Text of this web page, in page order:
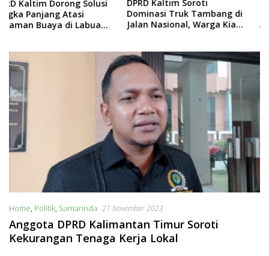
DPRD Kaltim Soroti
Dominasi Truk Tambang di
Jalan Nasional, Warga Kian
Salehuddin Ajak Warga
Kaltim Lebih Kritis Hadapi
Arus Informasi Digital
Home, Politik, Samarinda 21 November 2023
Anggota DPRD Kalimantan Timur Soroti
Kekurangan Tenaga Kerja Lokal